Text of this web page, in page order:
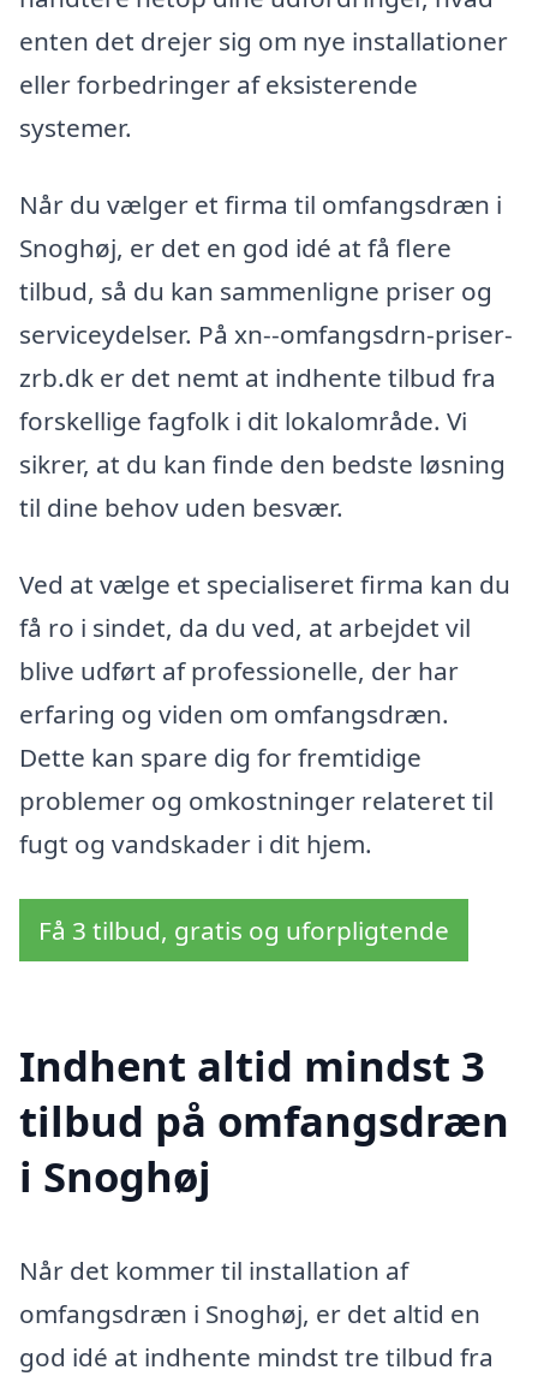
enten det drejer sig om nye installationer
eller forbedringer af eksisterende
systemer.
Når du vælger et firma til omfangsdræn i
Snoghøj, er det en god idé at få flere
tilbud, så du kan sammenligne priser og
serviceydelser. På xn--omfangsdrn-priser-
zrb.dk er det nemt at indhente tilbud fra
forskellige fagfolk i dit lokalområde. Vi
sikrer, at du kan finde den bedste løsning
til dine behov uden besvær.
Ved at vælge et specialiseret firma kan du
få ro i sindet, da du ved, at arbejdet vil
blive udført af professionelle, der har
erfaring og viden om omfangsdræn.
Dette kan spare dig for fremtidige
problemer og omkostninger relateret til
fugt og vandskader i dit hjem.
Få 3 tilbud, gratis og uforpligtende
Indhent altid mindst 3
tilbud på omfangsdræn
i Snoghøj
Når det kommer til installation af
omfangsdræn i Snoghøj, er det altid en
god idé at indhente mindst tre tilbud fra